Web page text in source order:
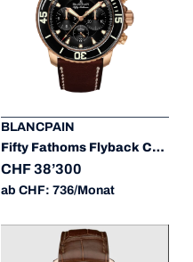
BLANCPAIN
Fifty Fathoms Flyback Chronograph
CHF 38’300
ab CHF: 736/Monat